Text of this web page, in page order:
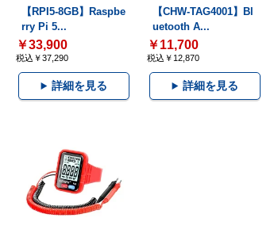
【RPI5-8GB】Raspbe
rry Pi 5...
￥33,900
税込￥37,290
詳細を見る
【CHW-TAG4001】Bl
uetooth A...
￥11,700
税込￥12,870
詳細を見る